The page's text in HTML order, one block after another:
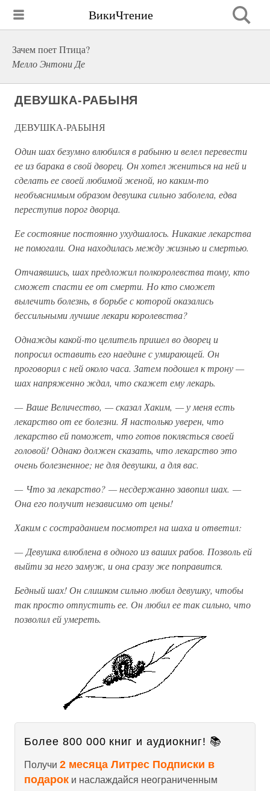
ВикиЧтение
Зачем поет Птица?
Мелло Энтони Де
ДЕВУШКА-РАБЫНЯ
ДЕВУШКА-РАБЫНЯ
Один шах безумно влюбился в рабыню и велел перевести
ее из барака в свой дворец. Он хотел жениться на ней и
сделать ее своей любимой женой, но каким-то
необъяснимым образом девушка сильно заболела, едва
переступив порог дворца.
Ее состояние постоянно ухудшалось. Никакие лекарства
не помогали. Она находилась между жизнью и смертью.
Отчаявшись, шах предложил полкоролевства тому, кто
сможет спасти ее от смерти. Но кто сможет
вылечить болезнь, в борьбе с которой оказались
бессильными лучшие лекари королевства?
Однажды какой-то целитель пришел во дворец и
попросил оставить его наедине с умирающей. Он
проговорил с ней около часа. Затем подошел к трону —
шах напряженно ждал, что скажет ему лекарь.
— Ваше Величество, — сказал Хаким, — у меня есть
лекарство от ее болезни. Я настолько уверен, что
лекарство ей поможет, что готов поклясться своей
головой! Однако должен сказать, что лекарство это
очень болезненное; не для девушки, а для вас.
— Что за лекарство? — несдержанно завопил шах. —
Она его получит независимо от цены!
Хаким с состраданием посмотрел на шаха и ответил:
— Девушка влюблена в одного из ваших рабов. Позволь ей
выйти за него замуж, и она сразу же поправится.
Бедный шах! Он слишком сильно любил девушку, чтобы
так просто отпустить ее. Он любил ее так сильно, что
позволил ей умереть.
Более 800 000 книг и аудиокниг! 📚
Получи 2 месяца Литрес Подписки в
подарок и наслаждайся неограниченным